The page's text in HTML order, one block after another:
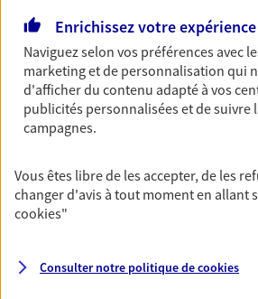
Eirl Zerah
Agent Général
1 Bd Marechal Joffre, 92500 Rueil
Horaires :Fermé
Ouvre à 09:30
01 55 47 02 02
Enrichissez votre expérience
Naviguez selon vos préférences avec
marketing et de personnalisation qui
d'afficher du contenu adapté à vos
publicités personnalisées et de suivre
campagnes.
Vous êtes libre de les accepter, de les
changer d'avis à tout moment en allant
cookies"
Consulter notre politique decookies